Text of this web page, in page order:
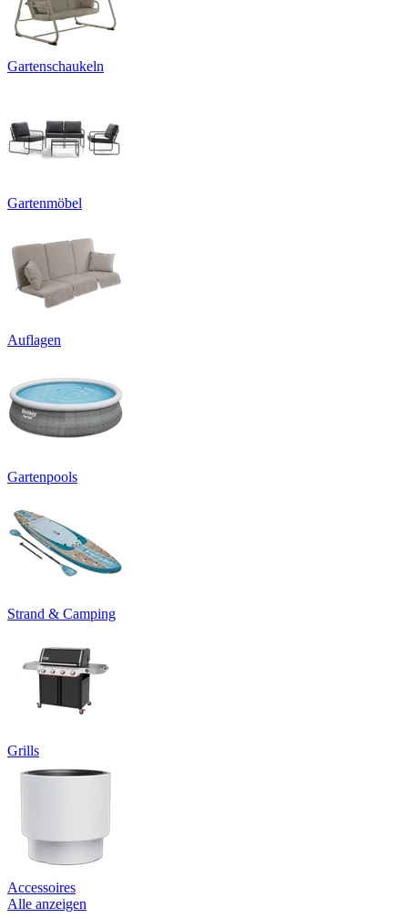
Gartenschaukeln
Gartenmöbel
Auflagen
Gartenpools
Strand & Camping
Grills
Accessoires
Alle anzeigen